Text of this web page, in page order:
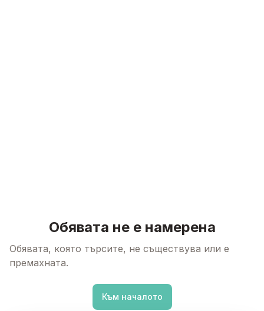
Обявата не е намерена
Обявата, която търсите, не съществува или е
премахната.
Към началото